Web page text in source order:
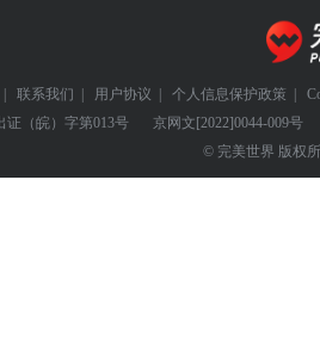
| 联系我们 | 用户协议 | 个人信息保护政策 |
证（皖）字第013号
京网文[2022]0044-009号
© 完美世界 版权所